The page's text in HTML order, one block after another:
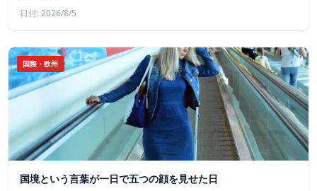
日付: 2026/8/5
国際・欧州
国境という言葉が一日で五つの顔を見せた日